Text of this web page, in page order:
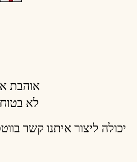
אוהבת
לא
יכולה ליצור איתנו קשר